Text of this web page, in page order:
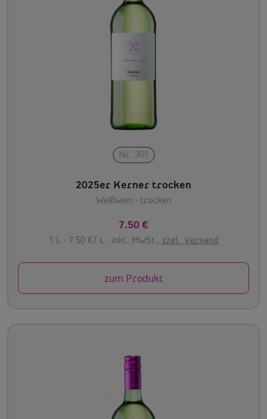
Nr. 301
2025er Kerner trocken
Weißwein · trocken
7.50 €
1 L · 7.50 €/ L · inkl. MwSt., zzgl. Versand
zum Produkt